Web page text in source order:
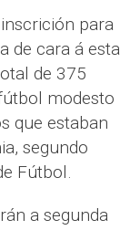
para
de cara á esta
de 375
modesto
que estaban
segundo
Fútbol.
a segunda